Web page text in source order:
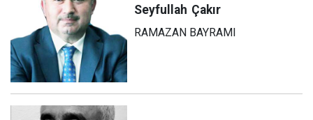
Seyfullah Çakır
RAMAZAN BAYRAMI